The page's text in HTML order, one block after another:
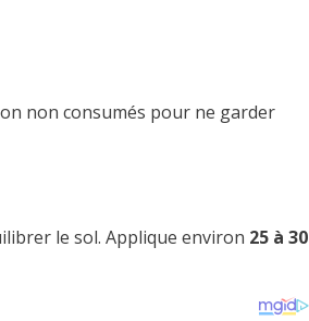
non consumés pour ne garder
le sol. Applique environ 25 à 30